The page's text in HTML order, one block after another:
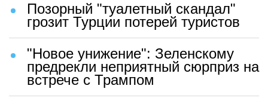
Позорный "туалетный скандал"
грозит Турции потерей туристов
"Новое унижение": Зеленскому
предрекли неприятный сюрприз на
встрече с Трампом